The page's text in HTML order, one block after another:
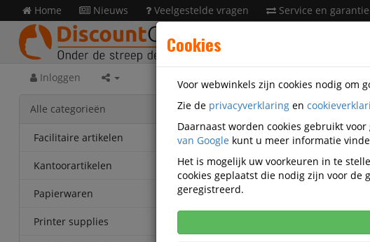
Home Nieuws Veelgestelde vragen Service en garantie
Inloggen
Alle categorieën
Facilitaire artikelen
Kantoorartikelen
Papierwaren
Printer supplies
Cookies
Voor webwinkels zijn cookies nodig om
Zie de privacyverklaring en
Daarnaast worden cookies gebruikt
van Google kunt u meer informatie
Het is mogelijk uw voorkeuren in te
cookies geplaatst die nodig zijn voor de
geregistreerd.